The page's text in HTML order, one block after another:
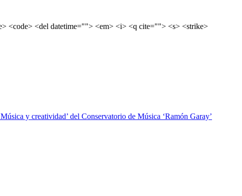
<del datetime=""> <em> <i> <q cite=""> <s> <strike>
y creatividad’ del Conservatorio de Música ‘Ramón Garay’